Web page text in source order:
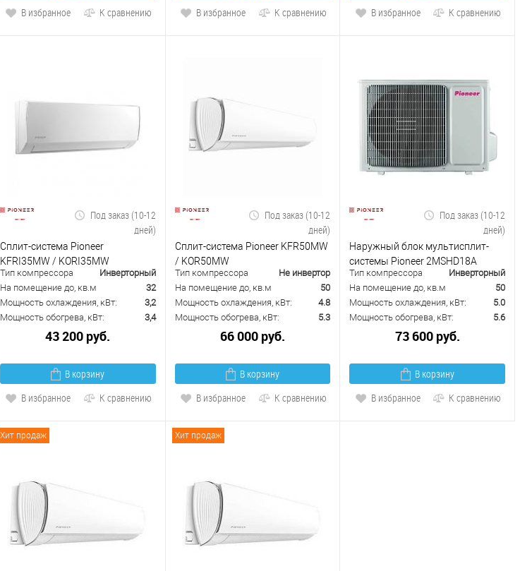
В избранное
К сравнению
В избранное
К сравнению
В избранное
К сравнению
Под заказ (10-12
дней)
Сплит-система Pioneer
KFRI35MW / KORI35MW
Тип компрессора
Инверторный
На помещение до, кв.м
32
Мощность охлаждения, кВт:
3,2
Мощность обогрева, кВт:
3,4
43 200 руб.
В корзину
В избранное
К сравнению
Под заказ (10-12
дней)
Сплит-система Pioneer KFR50MW
/ KOR50MW
Тип компрессора
Не инвертор
На помещение до, кв.м
50
Мощность охлаждения, кВт:
4.8
Мощность обогрева, кВт:
5.3
66 000 руб.
В корзину
В избранное
К сравнению
Под заказ (10-12
дней)
Наружный блок мультисплит-
системы Pioneer 2MSHD18A
Тип компрессора
Инверторный
На помещение до, кв.м
50
Мощность охлаждения, кВт:
5.0
Мощность обогрева, кВт:
5.6
73 600 руб.
В корзину
В избранное
К сравнению
Хит продаж Хит продаж